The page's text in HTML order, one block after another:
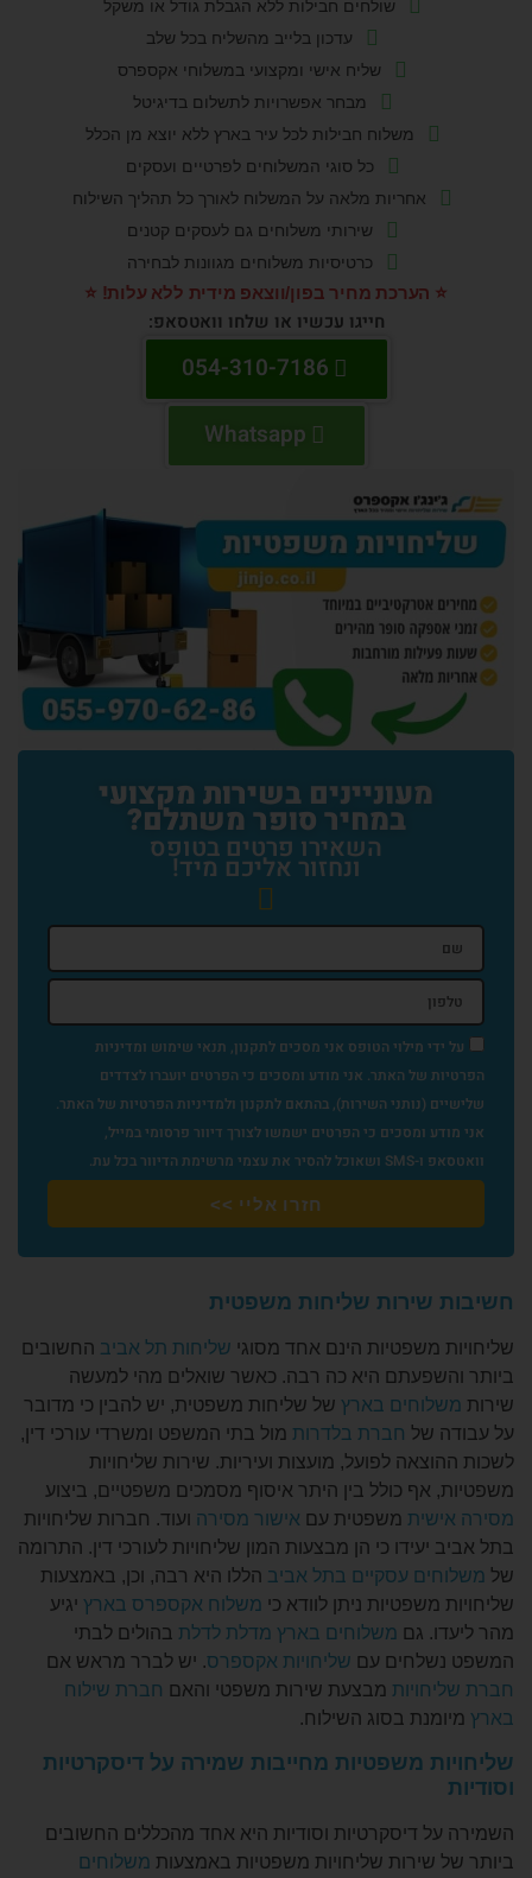
שולחים חבילות ללא הגבלת גודל או משקל
עדכון בלייב מהשליח בכל שלב
שליח אישי ומקצועי במשלוחי אקספרס
מבחר אפשרויות לתשלום בדיגיטל
משלוח חבילות לכל עיר בארץ ללא יוצא מן הכלל
כל סוגי המשלוחים לפרטיים ועסקים
אחריות מלאה על המשלוח לאורך כל תהליך השילוח
שירותי משלוחים גם לעסקים קטנים
כרטיסיות משלוחים מגוונות לבחירה
הערכת מחיר בפון/ווצאפ מידית ללא עלות! ⭐️
חייגו עכשיו או שלחו וואטסאפ:
054-310-7186
Whatsapp
מעוניינים בשירות מקצועי
במחיר סופר משתלם?
השאירו פרטים בטופס
ונחזור אליכם מיד!
מילוי הטופס אני מסכים לתקנון, תנאי שימוש ומדיניות
של האתר. אני מודע ומסכים כי הפרטים יועברו לצדדים
(נותני השירות), בהתאם לתקנון ולמדיניות הפרטיות של האתר.
ומסכים כי הפרטים ישמשו לצורך דיוור פרסומי במייל,
חזרו אליי >>
שירות שליחות משפטית
משפטיות הינם אחד מסוגי שליחות תל אביבהחשובים
היא כה רבה. כאשר שואלים מהי למעשה
בארץשלשליחות משפטית, יש להבין כי מדובר
של חברת בלדרותמול בתי המשפט ומשרדי עורכי דין,
לפועל, מועצות ועיריות. שירות שליחויות
אף כולל בין היתר איסוף מסמכים משפטיים, ביצוע
משפטית עםאישור מסירהועוד. חברות שליחויות
כי הן מבצעות המון שליחויות לעורכי דין. התרומה
עסקיים בתל אביבהללו היא רבה, וכן, באמצעות
משפטיות ניתן לוודא כימשלוח אקספרס בארץיגיע
גםמשלוחים בארץ מדלת לדלתבהולים לבתי
עםשליחויות אקספרס. יש לברר מראש אם
מבצעת שירות משפטי והאםחברת שילוח
בסוג השילוח.
משפטיות מחייבות שמירה על דיסקרטיות
דיסקרטיות וסודיות היא אחד מהכללים החשובים
שירות שליחויות משפטיות באמצעותמשלוחים